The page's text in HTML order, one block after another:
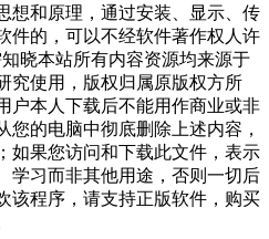
想和原理，通过安装、显示、传
件的，可以不经软件著作权人许
晓本站所有内容资源均来源于
究使用，版权归属原版权方所
户本人下载后不能用作商业或非
您的电脑中彻底删除上述内容，
如果您访问和下载此文件，表示
学习而非其他用途，否则一切后
该程序，请支持正版软件，购买